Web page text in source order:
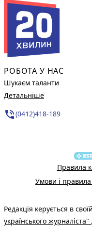
РОБОТА У НАС
Шукаєм таланти
Детальніше
phone_in_talk(0412)418-189
Правила
Умови і
Редакція керується в
українського журналіста"